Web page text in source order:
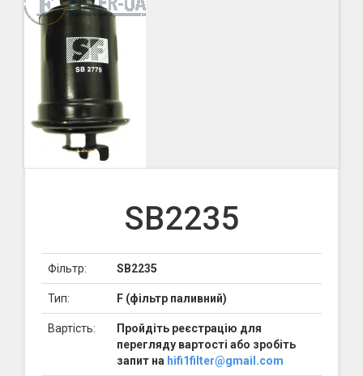
SB2235
Фільтр: SB2235
Тип: F (фільтр паливний)
Вартість:
Пройдіть реєстрацію для
перегляду вартості або зробіть
запит на hifi1filter@gmail.com